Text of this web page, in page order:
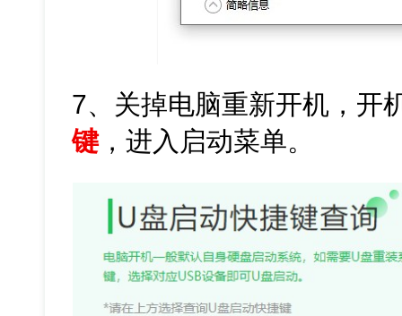
7、关掉电脑重新开机，开
键，进入启动菜单。